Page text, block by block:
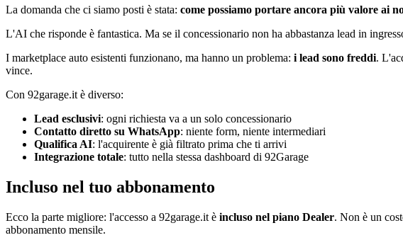
La domanda che ci siamo posti è stata: come possiamo portare ancora più valore ai
L'AI che risponde è fantastica. Ma se il concessionario non ha abbastanza lead in
I marketplace auto esistenti funzionano, ma hanno un problema: i lead sono freddi.
vince.
Con 92garage.it è diverso:
Lead esclusivi: ogni richiesta va a un solo concessionario
Contatto diretto su WhatsApp: niente form, niente intermediari
Qualifica AI: l'acquirente è già filtrato prima che ti arrivi
Integrazione totale: tutto nella stessa dashboard di 92Garage
Incluso nel tuo abbonamento
Ecco la parte migliore: l'accesso a 92garage.it è incluso nel piano Dealer. Non è un
abbonamento mensile.